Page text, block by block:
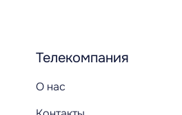
Телекомпания
О нас